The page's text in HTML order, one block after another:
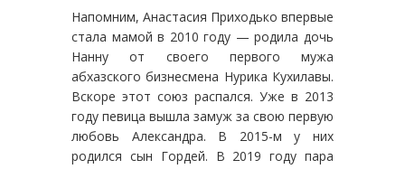
Напомним, Анастасия Приходько впервые
стала мамой в 2010 году — родила дочь
Нанну от своего первого мужа
абхазского бизнесмена Нурика Кухилавы.
Вскоре этот союз распался. Уже в 2013
году певица вышла замуж за свою первую
любовь Александра. В 2015-м у них
родился сын Гордей. В 2019 году пара